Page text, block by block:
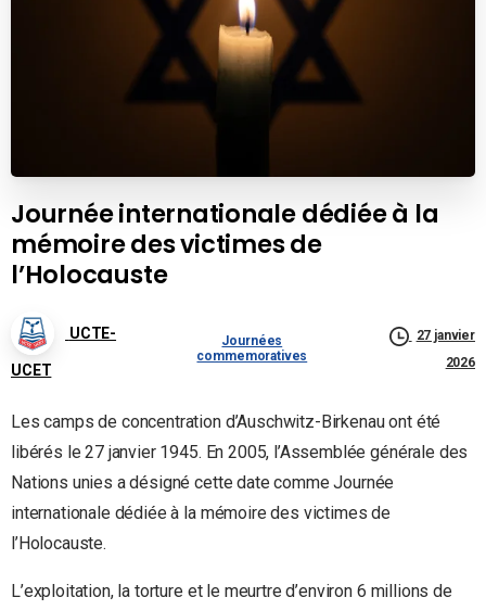
Journée internationale dédiée à la
mémoire des victimes de
l’Holocauste
UCTE-
UCET
Journées
commemoratives
27 janvier
2026
Les camps de concentration d’Auschwitz-Birkenau ont été
libérés le 27 janvier 1945. En 2005, l’Assemblée générale des
Nations unies a désigné cette date comme Journée
internationale dédiée à la mémoire des victimes de
l’Holocauste.
L’exploitation, la torture et le meurtre d’environ 6 millions de